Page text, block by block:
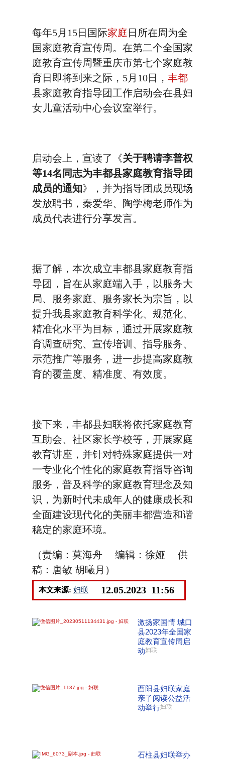
每年5月15日国际家庭 日所在周为全
国家庭教育宣传周。在第二个全国家
庭教育宣传周暨重庆市第七个家庭教
育日即将到来之际，5月10日， 丰都
县家庭教育指导团工作启动会在县妇
女儿童活动中心会议室举行。
启动会上，宣读了《关于聘请李普权
等14名同志为丰都县家庭教育指导团
成员的通知》，并为指导团成员现场
发放聘书，秦爱华、陶学梅老师作为
成员代表进行分享发言。
据了解，本次成立丰都县家庭教育指
导团，旨在从家庭端入手，以服务大
局、服务家庭、服务家长为宗旨，以
提升我县家庭教育科学化、规范化、
精准化水平为目标，通过开展家庭教
育调查研究、宣传培训、指导服务、
示范推广等服务，进一步提高家庭教
育的覆盖度、精准度、有效度。
接下来，丰都县妇联将依托家庭教育
互助会、社区家长学校等，开展家庭
教育讲座，并针对特殊家庭提供一对
一专业化个性化的家庭教育指导咨询
服务，普及科学的家庭教育理念及知
识，为新时代未成年人的健康成长和
全面建设现代化的美丽丰都营造和谐
稳定的家庭环境。
（责编：莫海舟 编辑：徐娅 供
稿：唐敏 胡曦月）
本文来源: 妇联 12.05.2023 11:56
激扬家国情 城口
县2023年全国家
庭教育宣传周启
动妇联
酉阳县妇联家庭
亲子阅读公益活
动举行妇联
石柱县妇联举办